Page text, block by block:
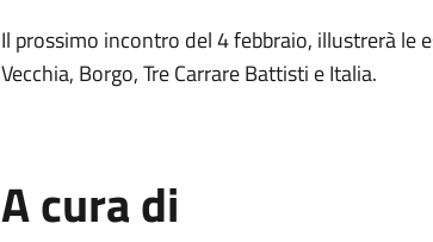
Il prossimo incontro del 4 febbraio, illustrerà
Vecchia, Borgo, Tre Carrare Battisti e Italia.
A cura di